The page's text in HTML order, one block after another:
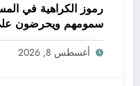
رموز الكراهية في
سمومهم ويحرضون
الجرائم
أغسطس 8, 2026